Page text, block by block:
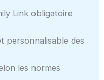
Link obligatoire
personnalisable des
les normes